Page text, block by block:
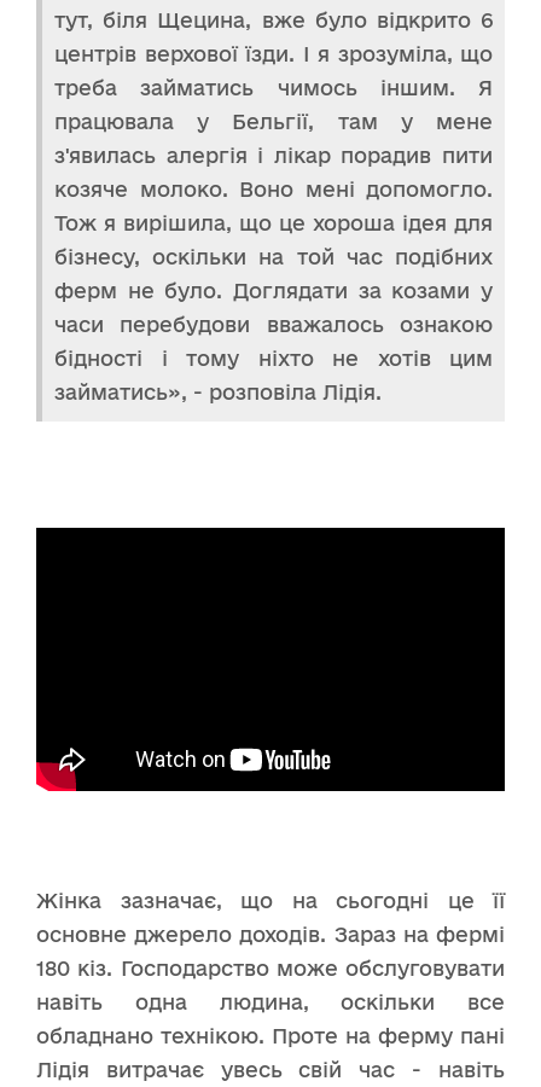
тут, біля Щецина, вже було відкрито 6
центрів верхової їзди. І я зрозуміла, що
треба займатись чимось іншим. Я
працювала у Бельгії, там у мене
з'явилась алергія і лікар порадив пити
козяче молоко. Воно мені допомогло.
Тож я вирішила, що це хороша ідея для
бізнесу, оскільки на той час подібних
ферм не було. Доглядати за козами у
часи перебудови вважалось ознакою
бідності і тому ніхто не хотів цим
займатись», - розповіла Лідія.
Жінка зазначає, що на сьогодні це її
основне джерело доходів. Зараз на фермі
180 кіз. Господарство може обслуговувати
навіть одна людина, оскільки все
обладнано технікою. Проте на ферму пані
Лідія витрачає увесь свій час - навіть